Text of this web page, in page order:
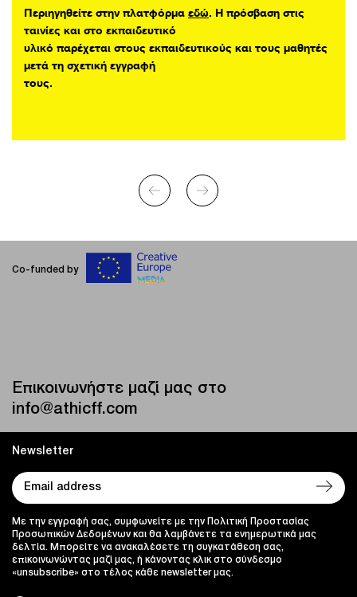
Περιηγηθείτε στην πλατφόρμα εδώ. Η πρόσβαση στις
ταινίες και στο εκπαιδευτικό
υλικό παρέχεται στους εκπαιδευτικούς και τους μαθητές
μετά τη σχετική εγγραφή
τους.
Co-funded by
Επικοινωνήστε μαζί μας στο
info@athicff.com
Newsletter
Με την εγγραφή σας, συμφωνείτε με την Πολιτική Προστασίας
Προσωπικών Δεδομένων και θα λαμβάνετε τα ενημερωτικά μας
δελτία. Μπορείτε να ανακαλέσετε τη συγκατάθεση σας,
επικοινωνώντας μαζί μας, ή κάνοντας κλικ στο σύνδεσμο
«unsubscribe» στο τέλος κάθε newsletter μας.